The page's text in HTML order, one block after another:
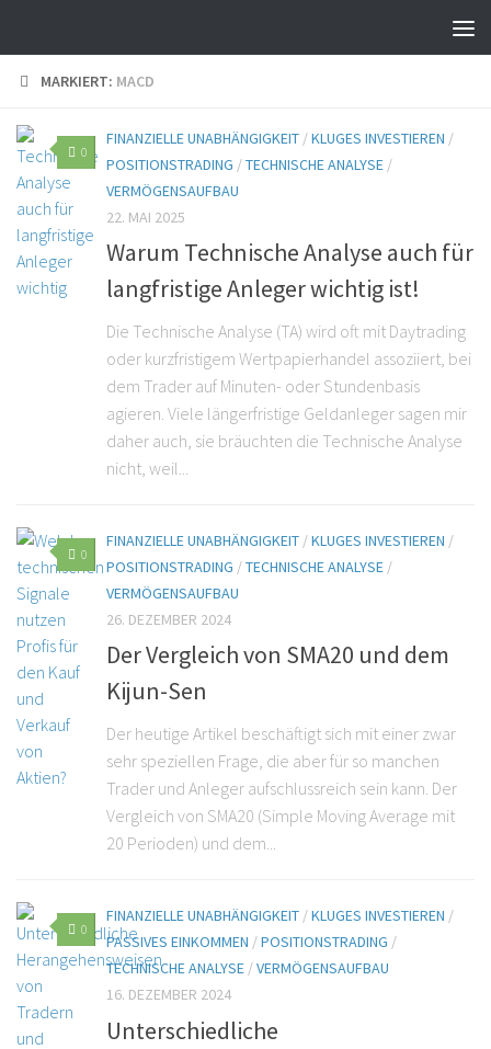
MARKIERT: MACD
0
FINANZIELLE UNABHÄNGIGKEIT /KLUGES INVESTIEREN /
POSITIONSTRADING /TECHNISCHE ANALYSE /
VERMÖGENSAUFBAU
22. MAI 2025
Warum Technische Analyse auch für
langfristige Anleger wichtig ist!
Die Technische Analyse (TA) wird oft mit Daytrading
oder kurzfristigem Wertpapierhandel assoziiert, bei
dem Trader auf Minuten- oder Stundenbasis
agieren. Viele längerfristige Geldanleger sagen mir
daher auch, sie bräuchten die Technische Analyse
nicht, weil...
0
FINANZIELLE UNABHÄNGIGKEIT /KLUGES INVESTIEREN /
POSITIONSTRADING /TECHNISCHE ANALYSE /
VERMÖGENSAUFBAU
26. DEZEMBER 2024
Der Vergleich von SMA20 und dem
Kijun-Sen
Der heutige Artikel beschäftigt sich mit einer zwar
sehr speziellen Frage, die aber für so manchen
Trader und Anleger aufschlussreich sein kann. Der
Vergleich von SMA20 (Simple Moving Average mit
20 Perioden) und dem...
0
FINANZIELLE UNABHÄNGIGKEIT /KLUGES INVESTIEREN /
PASSIVES EINKOMMEN /POSITIONSTRADING /
TECHNISCHE ANALYSE /VERMÖGENSAUFBAU
16. DEZEMBER 2024
Unterschiedliche